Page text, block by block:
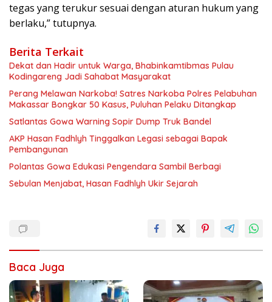
tegas yang terukur sesuai dengan aturan hukum yang
berlaku,” tutupnya.
Berita Terkait
Dekat dan Hadir untuk Warga, Bhabinkamtibmas Pulau
Kodingareng Jadi Sahabat Masyarakat
Perang Melawan Narkoba! Satres Narkoba Polres Pelabuhan
Makassar Bongkar 50 Kasus, Puluhan Pelaku Ditangkap
Satlantas Gowa Warning Sopir Dump Truk Bandel
AKP Hasan Fadhlyh Tinggalkan Legasi sebagai Bapak
Pembangunan
Polantas Gowa Edukasi Pengendara Sambil Berbagi
Sebulan Menjabat, Hasan Fadhlyh Ukir Sejarah
Baca Juga